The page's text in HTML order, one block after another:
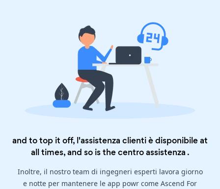
and to top it off, l'assistenza clienti è disponibile at
all times, and so is thecentro assistenza .
Inoltre, il nostro team di ingegneri esperti lavora giorno
e notte per mantenere le app powr come Ascend For